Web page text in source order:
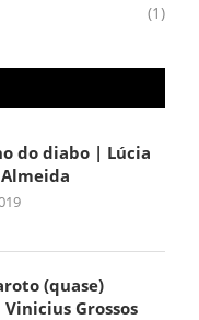
(1)
do diabo | Lúcia
(quase)
Grossos